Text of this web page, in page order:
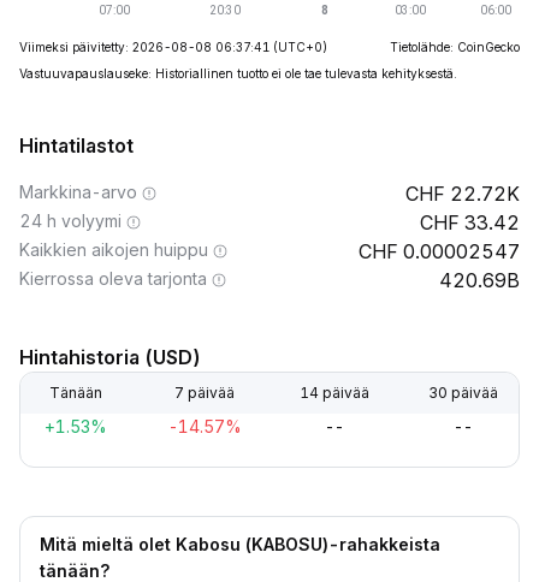
Viimeksi päivitetty: 2026-08-08 06:37:41 (UTC+0)
Tietolähde: CoinGecko
Vastuuvapauslauseke: Historiallinen tuotto ei ole tae tulevasta kehityksestä.
Hintatilastot
Markkina-arvo 22.72K
24 h volyymi 33.42
Kaikkien aikojen huippu 0.00002547
Kierrossa oleva tarjonta 420.69B
Hintahistoria (USD)
Tänään 7 päivää 14 päivää 30 päivää
+1.53% -14.57% -- --
Mitä mieltä olet Kabosu (KABOSU)-rahakkeista
tänään?